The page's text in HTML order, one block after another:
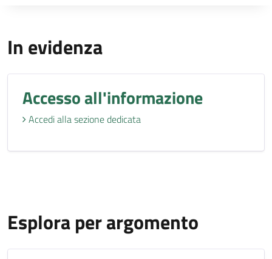
In evidenza
Accesso all'informazione
Accedi alla sezione dedicata
Esplora per argomento